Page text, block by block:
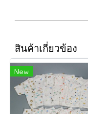
สินค้าเกี่ยวข้อง
New